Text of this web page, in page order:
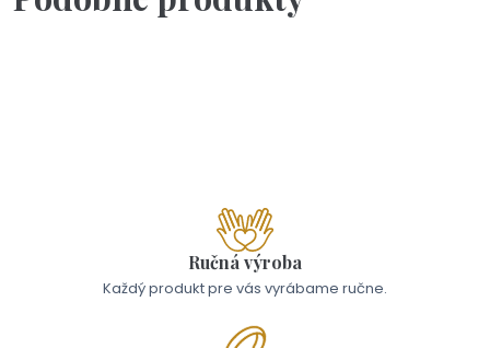
Ručná výroba
Každý produkt pre vás vyrábame ručne.